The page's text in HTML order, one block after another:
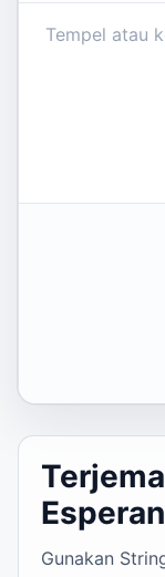
Gunakan